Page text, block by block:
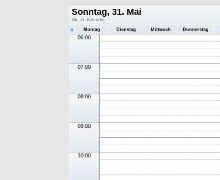
Sonntag, 31. Mai
SE_ZL Kalender
« Montag Dienstag Mittwoch Donnerstag
06:00
07:00
08:00
09:00
10:00